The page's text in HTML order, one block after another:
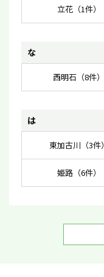
立花（1件）
な
西明石（8件）
は
東加古川（3件）
姫路（6件）